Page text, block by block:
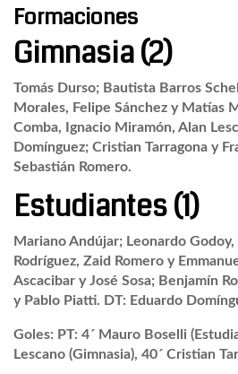
Formaciones
Gimnasia (2)
Tomás Durso; Bautista Barros
Morales, Felipe Sánchez y Matías
Comba, Ignacio Miramón, Alan
Domínguez; Cristian Tarragona y
Sebastián Romero.
Estudiantes (1)
Mariano Andújar; Leonardo
Rodríguez, Zaid Romero y
Ascacibar y José Sosa; Benjamín
y Pablo Piatti. DT: Eduardo
Goles: PT: 4´ Mauro Boselli
Lescano (Gimnasia), 40´ Cristian